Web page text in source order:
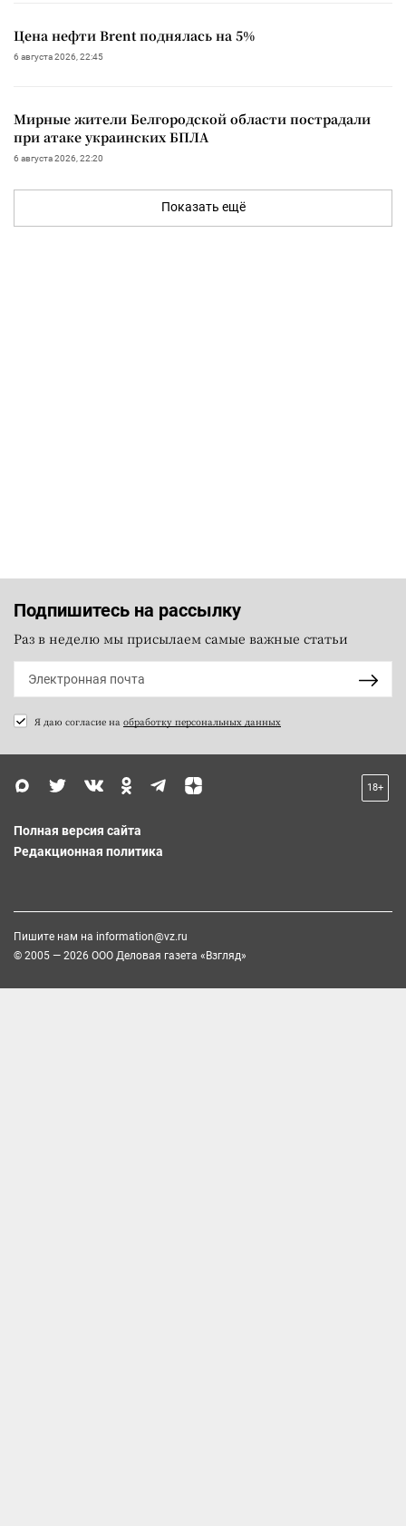
Цена нефти Brent поднялась на 5%
6 августа 2026, 22:45
Мирные жители Белгородской области пострадали
при атаке украинских БПЛА
6 августа 2026, 22:20
Показать ещё
Подпишитесь на рассылку
Раз в неделю мы присылаем самые важные статьи
Я даю согласие на обработку персональных данных
18+
Полная версия сайта
Редакционная политика
Пишите нам на information@vz.ru
© 2005 — 2026 ООО Деловая газета «Взгляд»